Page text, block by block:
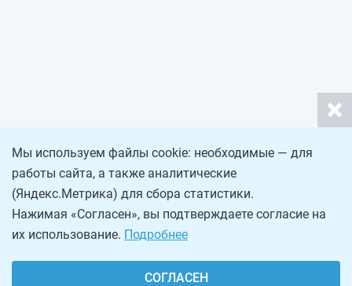
Мы используем файлы cookie: необходимые — для
работы сайта, а также аналитические
(Яндекс.Метрика) для сбора статистики.
Нажимая «Согласен», вы подтверждаете согласие на
их использование. Подробнее
СОГЛАСЕН